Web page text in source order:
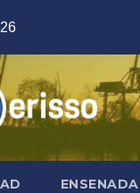
ENSENADA